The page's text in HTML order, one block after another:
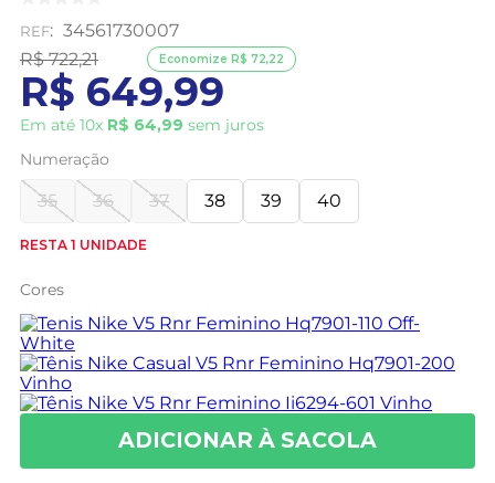
: 34561730007
R$ 722,21
R$ 649,99
Em até 10x R$ 64,99 sem juros
Economize R$ 72,22
Numeração
35 36 37 38 39 40
RESTA 1 UNIDADE
Cores